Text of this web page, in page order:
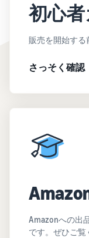
初心
販売を開始する
さっそく確認
Amazonへの出
です。ぜひご覧